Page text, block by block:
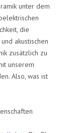
unter dem
die
akustischen
zusätzlich zu
unserem
Also, was ist